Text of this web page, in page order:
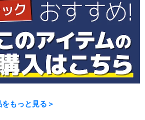
もっと見る＞